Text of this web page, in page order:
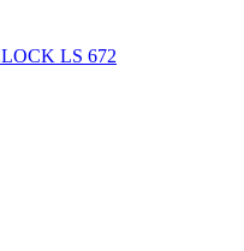
LS 672